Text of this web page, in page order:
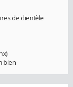
de clientèle
bien